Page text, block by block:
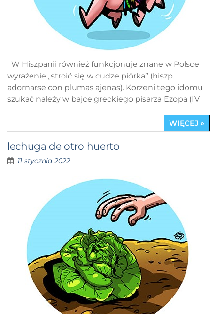
W Hiszpanii również funkcjonuje znane w Polsce
wyrażenie „stroić się w cudze piórka” (hiszp.
adornarse con plumas ajenas). Korzeni tego idomu
szukać należy w bajce greckiego pisarza Ezopa (IV
WIĘCEJ »
lechuga de otro huerto
11 stycznia 2022